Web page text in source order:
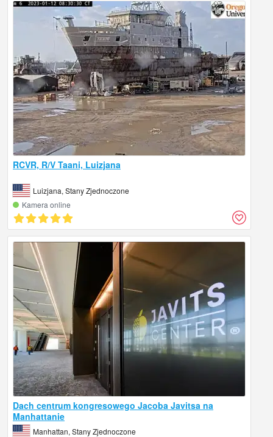
RCVR, R/V Taani, Luizjana
Luizjana, Stany Zjednoczone
Kamera online
Dach centrum kongresowego Jacoba Javitsa na
Manhattanie
Manhattan, Stany Zjednoczone